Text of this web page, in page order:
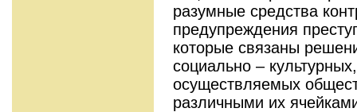
разумные средства
предупреждения
которые связаны
социально –
осуществляемых
различными их